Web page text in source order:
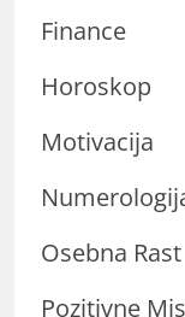
Finance
Horoskop
Motivacija
Osebna Rast
Pozitivne